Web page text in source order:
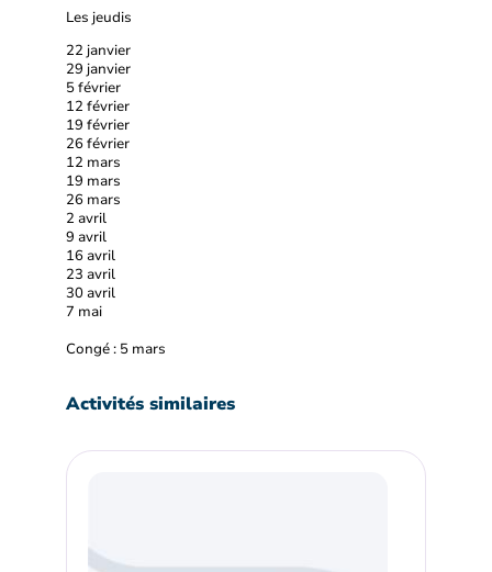
Les jeudis
22 janvier
29 janvier
5 février
12 février
19 février
26 février
12 mars
19 mars
26 mars
2 avril
9 avril
16 avril
23 avril
30 avril
7 mai
Congé : 5 mars
Activités similaires